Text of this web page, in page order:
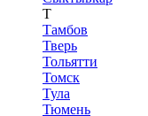
Т
Тамбов
Тверь
Тольятти
Томск
Тула
Тюмень